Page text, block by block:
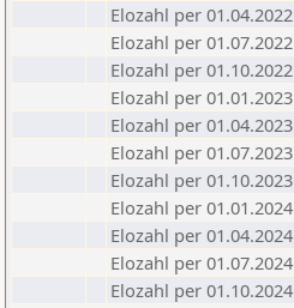
Elozahl per 01.04.2022
Elozahl per 01.07.2022
Elozahl per 01.10.2022
Elozahl per 01.01.2023
Elozahl per 01.04.2023
Elozahl per 01.07.2023
Elozahl per 01.10.2023
Elozahl per 01.01.2024
Elozahl per 01.04.2024
Elozahl per 01.07.2024
Elozahl per 01.10.2024